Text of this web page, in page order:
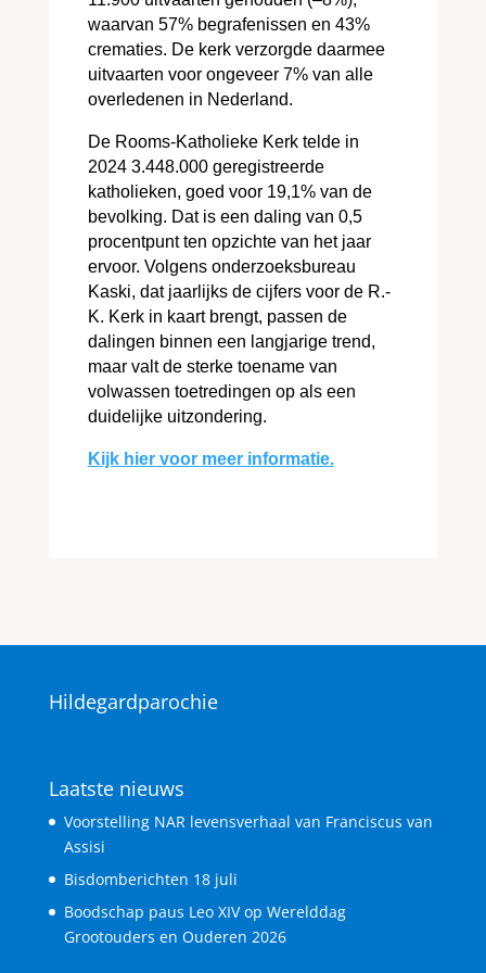
waarvan 57% begrafenissen en 43%
crematies. De kerk verzorgde daarmee
uitvaarten voor ongeveer 7% van alle
overledenen in Nederland.
De Rooms-Katholieke Kerk telde in
2024 3.448.000 geregistreerde
katholieken, goed voor 19,1% van de
bevolking. Dat is een daling van 0,5
procentpunt ten opzichte van het jaar
ervoor. Volgens onderzoeksbureau
Kaski, dat jaarlijks de cijfers voor de R.-
K. Kerk in kaart brengt, passen de
dalingen binnen een langjarige trend,
maar valt de sterke toename van
volwassen toetredingen op als een
duidelijke uitzondering.
Kijk hier voor meer informatie.
Hildegardparochie
Laatste nieuws
Voorstelling NAR levensverhaal van Franciscus van
Assisi
Bisdomberichten 18 juli
Boodschap paus Leo XIV op Werelddag
Grootouders en Ouderen 2026